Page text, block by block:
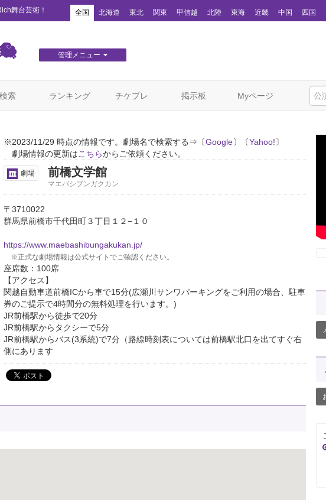
舞台芸術！ 全国 北海道 東北 関東 甲信越 北陸 東海 近畿 中国 四国
管理メニュー
検索 ランキング チケプレ 掲示板 Myページ
※2023/11/29 時点の情報です。劇場名で検索する⇒〔Google〕〔Yahoo!〕
劇場情報の更新はこちらからご依頼ください。
劇場 前橋文学館
マエバシブンガクカン
〒3710022
群馬県前橋市千代田町３丁目１２−１０
https://www.maebashibungakukan.jp/
※正式な劇場情報は公式サイトでご確認ください。
座席数：100席
【アクセス】
関越自動車道前橋ICから車で15分(広瀬川サンワパーキングをご利用の場合、駐車
券のご提示で4時間分の無料処理を行います。)
JR前橋駅から徒歩で20分
JR前橋駅からタクシーで5分
JR前橋駅からバス(3系統)で7分（路線時刻表については前橋駅北口を出てすぐ右
側にあります